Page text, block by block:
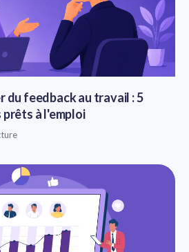
du feedback au travail : 5
à l'emploi